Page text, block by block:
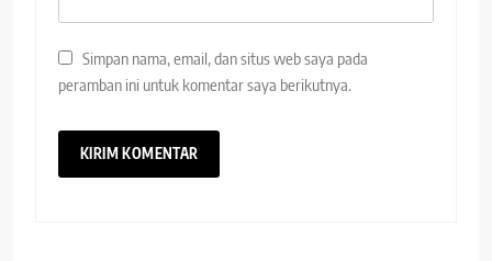
Simpan nama, email, dan situs web saya pada
peramban ini untuk komentar saya berikutnya.